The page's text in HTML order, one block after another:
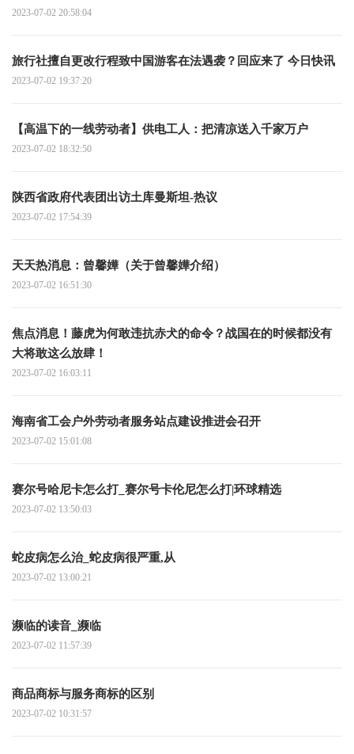
2023-07-02 20:58:04
旅行社擅自更改行程致中国游客在法遇袭？回应来了 今日快讯
2023-07-02 19:37:20
【高温下的一线劳动者】供电工人：把清凉送入千家万户
2023-07-02 18:32:50
陕西省政府代表团出访土库曼斯坦-热议
2023-07-02 17:54:39
天天热消息：曾馨嬅（关于曾馨嬅介绍）
2023-07-02 16:51:30
焦点消息！藤虎为何敢违抗赤犬的命令？战国在的时候都没有
大将敢这么放肆！
2023-07-02 16:03:11
海南省工会户外劳动者服务站点建设推进会召开
2023-07-02 15:01:08
赛尔号哈尼卡怎么打_赛尔号卡伦尼怎么打|环球精选
2023-07-02 13:50:03
蛇皮病怎么治_蛇皮病很严重,从
2023-07-02 13:00:21
濒临的读音_濒临
2023-07-02 11:57:39
商品商标与服务商标的区别
2023-07-02 10:31:57